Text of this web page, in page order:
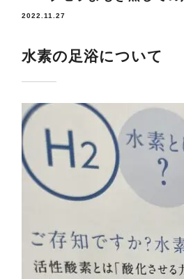
2022.11.27
水素の足浴について